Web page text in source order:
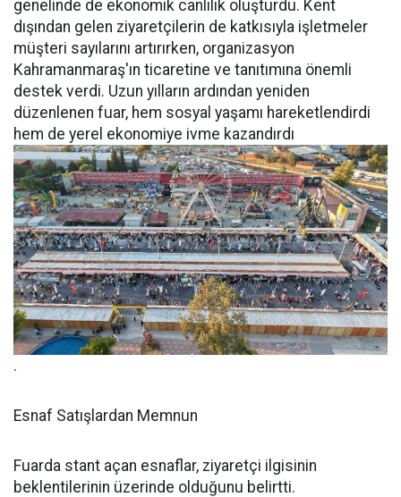
genelinde de ekonomik canlılık oluşturdu. Kent
dışından gelen ziyaretçilerin de katkısıyla işletmeler
müşteri sayılarını artırırken, organizasyon
Kahramanmaraş'ın ticaretine ve tanıtımına önemli
destek verdi. Uzun yılların ardından yeniden
düzenlenen fuar, hem sosyal yaşamı hareketlendirdi
hem de yerel ekonomiye ivme kazandırdı
.
Esnaf Satışlardan Memnun
Fuarda stant açan esnaflar, ziyaretçi ilgisinin
beklentilerinin üzerinde olduğunu belirtti.